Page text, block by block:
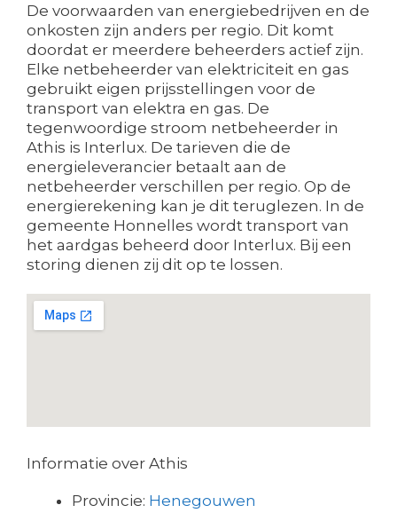
De voorwaarden van energiebedrijven en de
onkosten zijn anders per regio. Dit komt
doordat er meerdere beheerders actief zijn.
Elke netbeheerder van elektriciteit en gas
gebruikt eigen prijsstellingen voor de
transport van elektra en gas. De
tegenwoordige stroom netbeheerder in
Athis is Interlux. De tarieven die de
energieleverancier betaalt aan de
netbeheerder verschillen per regio. Op de
energierekening kan je dit teruglezen. In de
gemeente Honnelles wordt transport van
het aardgas beheerd door Interlux. Bij een
storing dienen zij dit op te lossen.
Informatie over Athis
Provincie: Henegouwen